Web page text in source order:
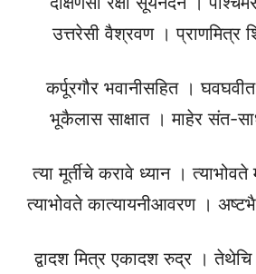
उत्तरेसी वैश्रवण । प्राणमित्र
कर्पूरगौर भवानीसहित ।
भूकैलास साक्षात । माहेर संत-
त्या मूर्तीचे करावे ध्यान ।
त्याभोवते कात्यायनीआवरण ।
द्वादश मित्र एकादश रुद्र । तेथेचि